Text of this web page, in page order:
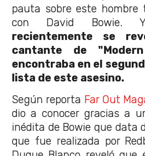
pauta sobre este hombre
con David Bowie.
recientemente se
cantante de
encontraba en el
lista de este asesino.
Según reporta Far Out
dio a conocer gracias a
inédita de Bowie que data
que fue realizada por